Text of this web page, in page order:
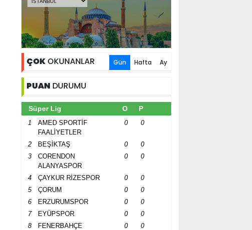
ÇOK OKUNANLAR Gün Hafta Ay
PUAN DURUMU
Süper Lig O P
1
AMED SPORTİF
FAALİYETLER
0 0
2 BEŞİKTAŞ 0
0
3
CORENDON
ALANYASPOR
0 0
4 ÇAYKUR RİZESPOR 0
0
5
ÇORUM 0
0
6
ERZURUMSPOR 0
0
7
EYÜPSPOR 0
0
8
FENERBAHÇE 0
0